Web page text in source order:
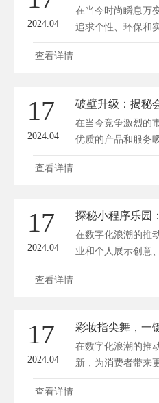
2024.04
在当今时尚瞬息万
追求个性、环保和
查看详情
17
2024.04
在当今竞争激烈的
优质的产品和服务
高...
查看详情
17
2024.04
在数字化浪潮的推
业和个人展示创意
查看详情
17
2024.04
在数字化浪潮的推
新，为消费者带来
程...
查看详情